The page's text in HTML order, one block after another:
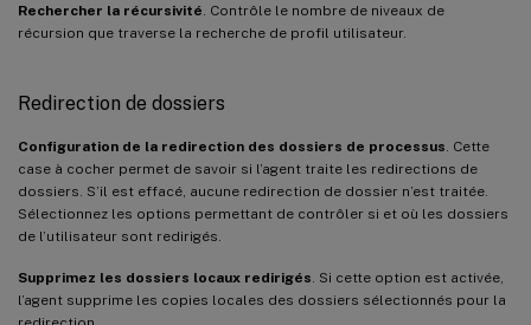
Rechercher la récursivité . Contrôle le nombre de niveaux de
récursion que traverse la recherche de profil utilisateur.
Redirection de dossiers
Configuration de la redirection des dossiers de processus . Cette
case à cocher permet de savoir si l’agent traite les redirections de
dossiers. S’il est effacé, aucune redirection de dossier n’est traitée.
Sélectionnez les options permettant de contrôler si et où les dossiers
de l’utilisateur sont redirigés.
Supprimez les dossiers locaux redirigés . Si cette option est activée,
l’agent supprime les copies locales des dossiers sélectionnés pour la